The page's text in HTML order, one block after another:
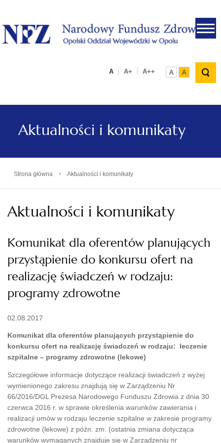
.
A A+ A++ A A
Aktualności i komunikaty
Strona główna › Aktualności i komunikaty
Aktualności i komunikaty
Komunikat dla oferentów planujących
przystąpienie do konkursu ofert na
realizację świadczeń w rodzaju:
programy zdrowotne
02.08.2017
Komunikat dla oferentów planujących przystąpienie do
konkursu ofert na realizację świadczeń w rodzaju: leczenie
szpitalne – programy zdrowotne (lekowe)
Szczegółowe informacje dotyczące realizacji świadczeń z wyżej
wymienionego zakresu znajdują się w Zarządzeniu Nr
66/2016/DGL Prezesa Narodowego Funduszu Zdrowia z dnia 30
czerwca 2016 r. w sprawie określenia warunków zawierania i
realizacji umów w rodzaju leczenie szpitalne w zakresie programy
zdrowotne (lekowe) z późn. zm. (ostatnia zmiana dotycząca
warunków wymaganych znajduje się w Zarządzeniu nr